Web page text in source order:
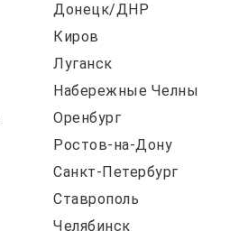
Донецк/ДНР
Киров
Луганск
Набережные Челны
Оренбург
Ростов-на-Дону
Санкт-Петербург
Ставрополь
Челябинск